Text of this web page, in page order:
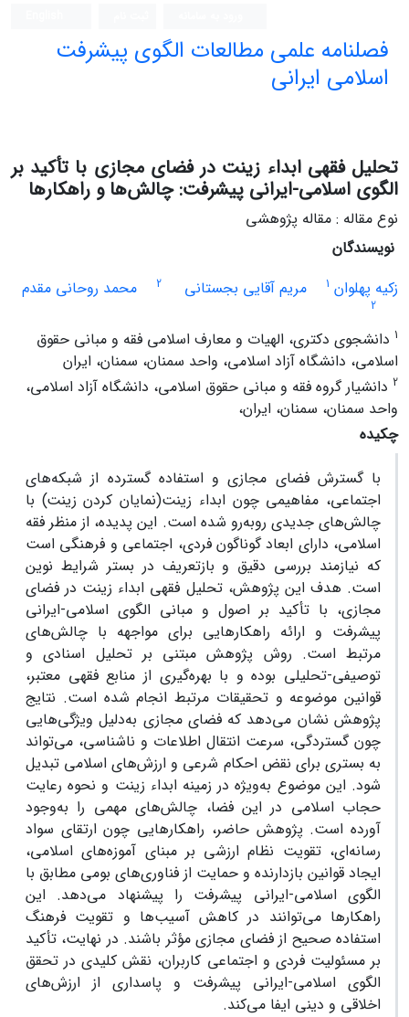
فصلنامه علمی مطالعات الگوی پیشرفت
اسلامی ایرانی
تحلیل فقهی ابداء زینت در فضای مجازی با تأکید بر
الگوی اسلامی-ایرانی پیشرفت: چالش‌ها و راهکارها
نوع مقاله : مقاله پژوهشی
نویسندگان
زکیه پهلوان 1 مریم آقایی بجستانی 2 محمد روحانی مقدم
2
1 دانشجوی دکتری، الهیات و معارف اسلامی فقه و مبانی حقوق
اسلامی، دانشگاه آزاد اسلامی، واحد سمنان، سمنان، ایران
2 دانشیار گروه فقه و مبانی حقوق اسلامی، دانشگاه آزاد اسلامی،
واحد سمنان، سمنان، ایران،
چکیده
با گسترش فضای مجازی و استفاده گسترده از شبکه‌های
اجتماعی، مفاهیمی چون ابداء زینت(نمایان کردن زینت) با
چالش‌های جدیدی روبه‌رو شده است. این پدیده، از منظر فقه
اسلامی، دارای ابعاد گوناگون فردی، اجتماعی و فرهنگی است
که نیازمند بررسی دقیق و بازتعریف در بستر شرایط نوین
است. هدف این پژوهش، تحلیل فقهی ابداء زینت در فضای
مجازی، با تأکید بر اصول و مبانی الگوی اسلامی-ایرانی
پیشرفت و ارائه راهکارهایی برای مواجهه با چالش‌های
مرتبط است. روش پژوهش مبتنی بر تحلیل اسنادی و
توصیفی-تحلیلی بوده و با بهره‌گیری از منابع فقهی معتبر،
قوانین موضوعه و تحقیقات مرتبط انجام شده است. نتایج
پژوهش نشان می‌دهد که فضای مجازی به‌دلیل ویژگی‌هایی
چون گستردگی، سرعت انتقال اطلاعات و ناشناسی، می‌تواند
به بستری برای نقض احکام شرعی و ارزش‌های اسلامی تبدیل
شود. این موضوع به‌ویژه در زمینه ابداء زینت و نحوه رعایت
حجاب اسلامی در این فضا، چالش‌های مهمی را به‌وجود
آورده است. پژوهش حاضر، راهکارهایی چون ارتقای سواد
رسانه‌ای، تقویت نظام ارزشی بر مبنای آموزه‌های اسلامی،
ایجاد قوانین بازدارنده و حمایت از فناوری‌های بومی مطابق با
الگوی اسلامی-ایرانی پیشرفت را پیشنهاد می‌دهد. این
راهکارها می‌توانند در کاهش آسیب‌ها و تقویت فرهنگ
استفاده صحیح از فضای مجازی مؤثر باشند. در نهایت، تأکید
بر مسئولیت فردی و اجتماعی کاربران، نقش کلیدی در تحقق
الگوی اسلامی-ایرانی پیشرفت و پاسداری از ارزش‌های
اخلاقی و دینی ایفا می‌کند.